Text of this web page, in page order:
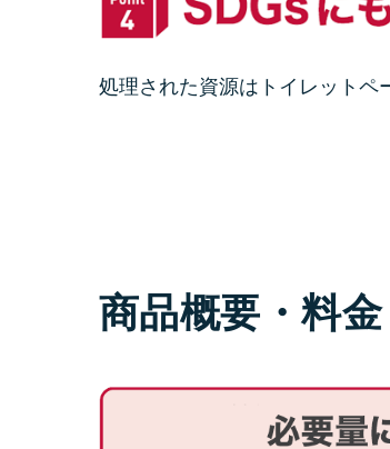
処理された資源はトイレットペ
商品概要・料金